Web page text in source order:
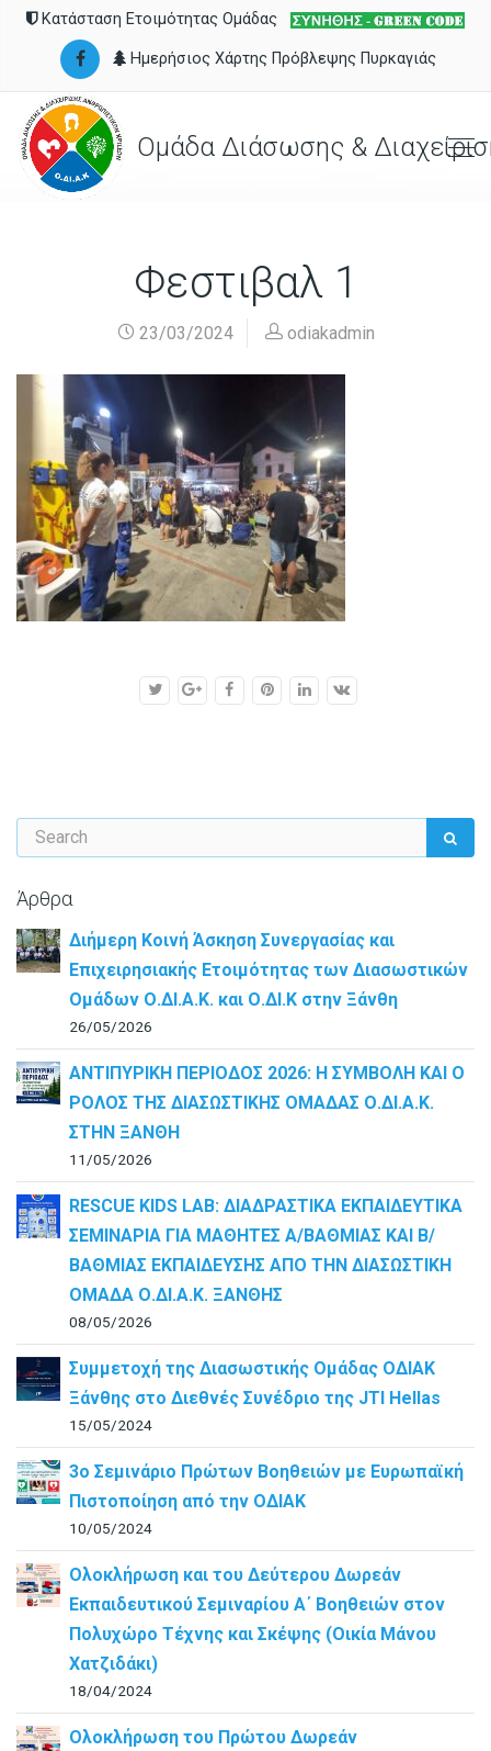
Κατάσταση Ετοιμότητας Ομάδας
Ημερήσιος Χάρτης Πρόβλεψης Πυρκαγιάς
Ομάδα Διάσωσης &
Φεστιβαλ 1
23/03/2024 odiakadmin
Άρθρα
Διήμερη Κοινή Άσκηση Συνεργασίας και
Επιχειρησιακής Ετοιμότητας των Διασωστικών
Ομάδων Ο.ΔΙ.Α.Κ. και Ο.ΔΙ.Κ στην Ξάνθη
26/05/2026
ΑΝΤΙΠΥΡΙΚΗ ΠΕΡΙΟΔΟΣ 2026: Η ΣΥΜΒΟΛΗ ΚΑΙ Ο
ΡΟΛΟΣ ΤΗΣ ΔΙΑΣΩΣΤΙΚΗΣ ΟΜΑΔΑΣ Ο.ΔΙ.Α.Κ.
ΣΤΗΝ ΞΑΝΘΗ
11/05/2026
RESCUE KIDS LAB: ΔΙAΔΡΑΣΤΙΚΑ ΕΚΠΑΙΔΕΥΤΙΚΑ
ΣΕΜΙΝΑΡΙΑ ΓΙΑ ΜΑΘΗΤΕΣ Α/ΒΑΘΜΙΑΣ ΚΑΙ Β/
ΒΑΘΜΙΑΣ ΕΚΠΑΙΔΕΥΣΗΣ ΑΠΟ ΤΗΝ ΔΙΑΣΩΣΤΙΚΗ
ΟΜΑΔΑ Ο.ΔΙ.Α.Κ. ΞΑΝΘΗΣ
08/05/2026
Συμμετοχή της Διασωστικής Ομάδας ΟΔΙΑΚ
Ξάνθης στο Διεθνές Συνέδριο της JTI Hellas
15/05/2024
3ο Σεμινάριο Πρώτων Βοηθειών με Ευρωπαϊκή
Πιστοποίηση από την ΟΔΙΑΚ
10/05/2024
Ολοκλήρωση και του Δεύτερου Δωρεάν
Εκπαιδευτικού Σεμιναρίου Α΄ Βοηθειών στον
Πολυχώρο Τέχνης και Σκέψης (Οικία Μάνου
Χατζιδάκι)
18/04/2024
Ολοκλήρωση του Πρώτου Δωρεάν